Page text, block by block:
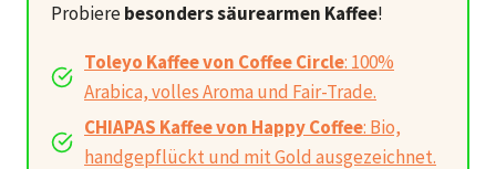
Probierebesonders säurearmen Kaffee!
Toleyo Kaffee von Coffee Circle: 100%
Arabica, volles Aroma und Fair-Trade.
CHIAPAS Kaffee von Happy Coffee: Bio,
handgepflückt und mit Gold ausgezeichnet.